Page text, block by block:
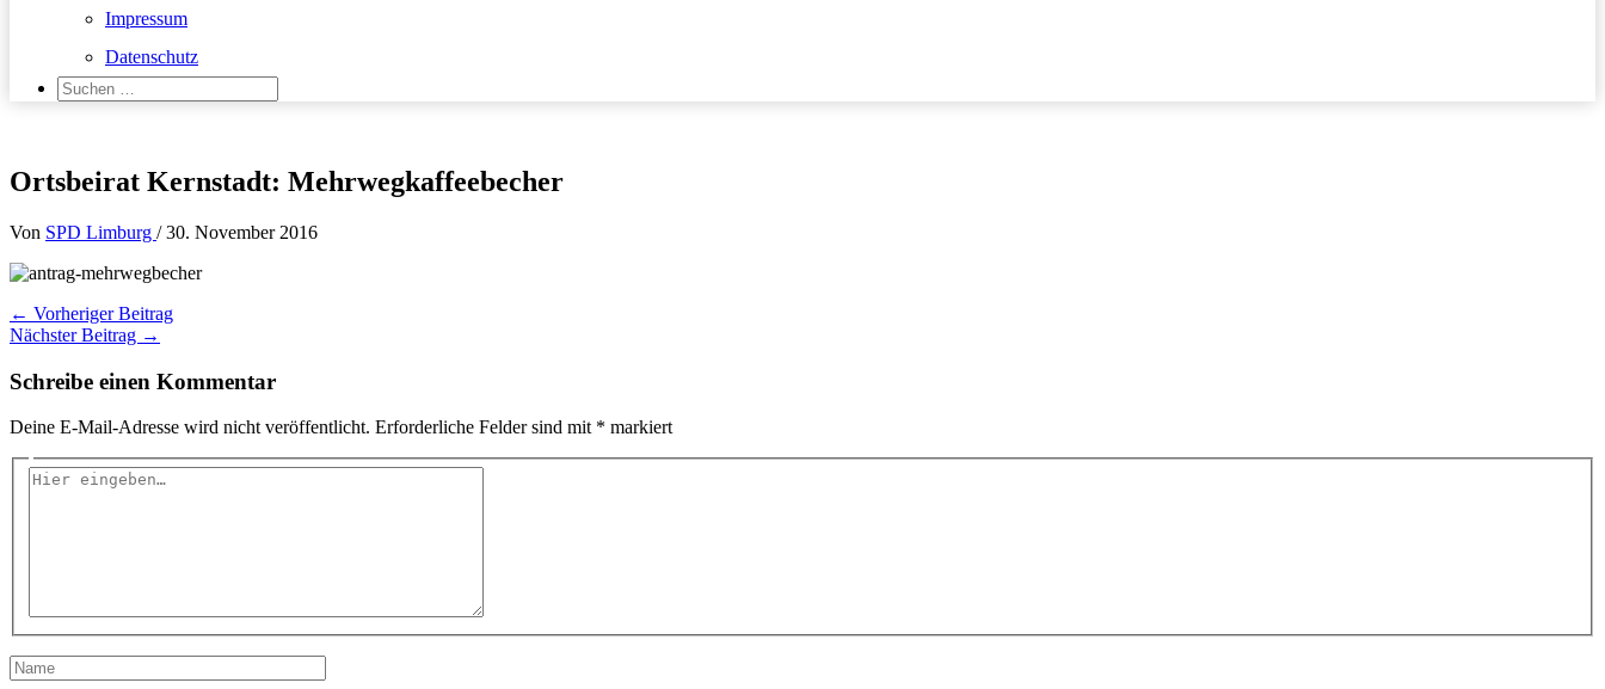
Impressum
Datenschutz
Suchen
nach:
Ortsbeirat Kernstadt: Mehrwegkaffeebecher
Von SPD Limburg /30. November 2016
← Vorheriger Beitrag
Nächster Beitrag →
Schreibe einen Kommentar
Deine E-Mail-Adresse wird nicht veröffentlicht. Erforderliche Felder sind mit * markiert
Hier
Name